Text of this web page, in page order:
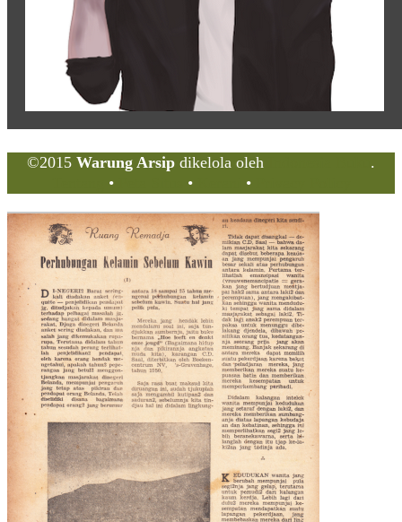
©2015 Warung Arsip dikelola oleh
.
• • •